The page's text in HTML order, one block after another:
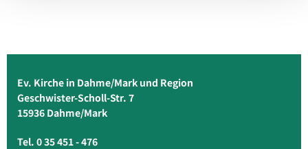
Ev. Kirche in Dahme/Mark und Region
Geschwister-Scholl-Str. 7
15936 Dahme/Mark
Tel. 0 35 451 - 476